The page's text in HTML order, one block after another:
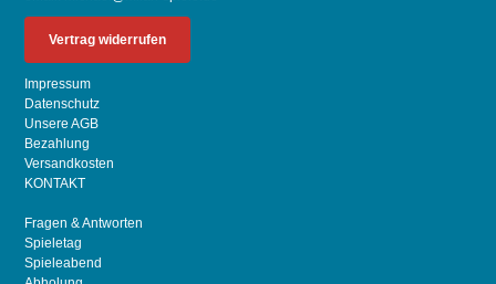
Vertrag widerrufen
Impressum
Datenschutz
Unsere AGB
Bezahlung
Versandkosten
KONTAKT
Fragen & Antworten
Spieletag
Spieleabend